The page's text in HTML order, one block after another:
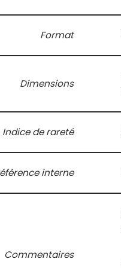
Format
Dimensions
Indice de rareté
interne
Commentaires